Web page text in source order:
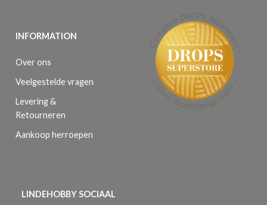
INFORMATION
Over ons
Veelgestelde vragen
Levering &
Retourneren
Aankoop herroepen
LINDEHOBBY SOCIAAL